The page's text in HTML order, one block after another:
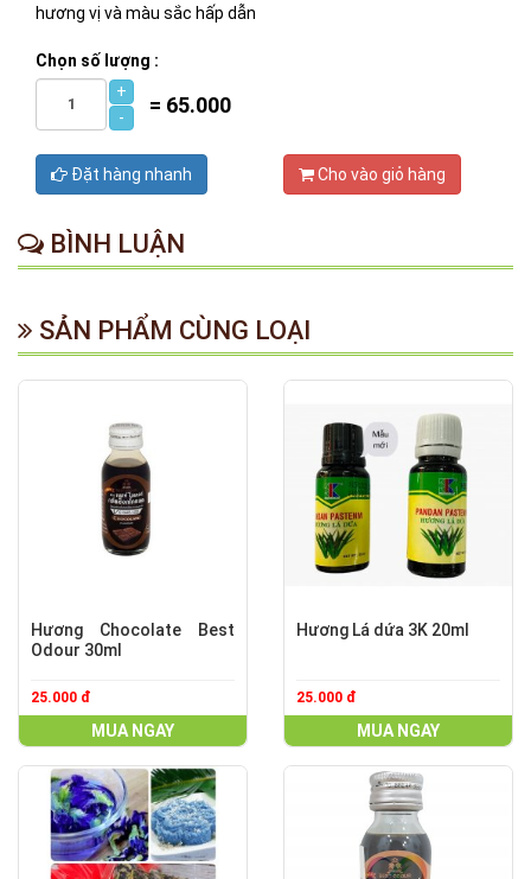
hương vị và màu sắc hấp dẫn
Chọn số lượng :
+
-
= 65.000
Đặt hàng nhanh Cho vào giỏ hàng
BÌNH LUẬN
SẢN PHẨM CÙNG LOẠI
Hương Chocolate Best
Odour 30ml
25.000 đ
MUA NGAY
Hương Lá dứa 3K 20ml
25.000 đ
MUA NGAY